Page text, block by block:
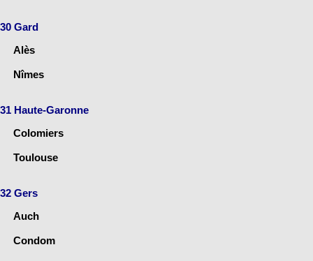
30 Gard
Alès
Nîmes
31 Haute-Garonne
Colomiers
Toulouse
32 Gers
Auch
Condom